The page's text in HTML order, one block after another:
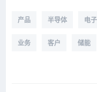
产品 半导体 电子
业务 客户 储能